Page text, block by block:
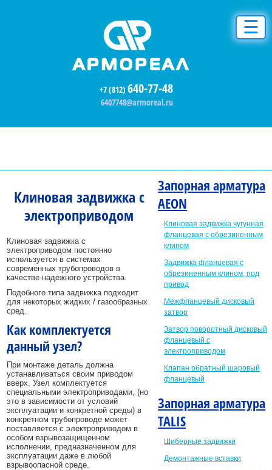
☰
+7 (812) 640-77-48
6407748@armoreal.ru
Клиновая задвижка с
электроприводом
Клиновая задвижка с
электроприводом постоянно
используется в системах
современных трубопроводов в
качестве надежного устройства.
Подобного типа задвижка подходит
для некоторых жидких / газообразных
сред.
Как комплектуется
данный узел?
При монтаже деталь должна
устанавливаться своим приводом
вверх. Узел комплектуется
специальными электроприводами, (но
это в зависимости от условий
эксплуатации и конкретной среды) в
конкретном трубопроводе может
поставляется с электроприводом в
особом взрывозащищенном
исполнении, предназначенном для
эксплуатации даже в любой
взрывоопасной среде.
Запорная арматура
AEON
Клиновая задвижка чугунная
фланцевая с обрезиненным
клином
Задвижка фланцевая с
обрезиненным клином, под
привод
Межфланцевый дисковый
затвор
Затвор поворотный дисковый
фланцевый с
электроприводом
Клапан обратный шаровый
фланцевый
Запорная арматура
TALIS
Шиберные задвижки
Демонтажные вставки